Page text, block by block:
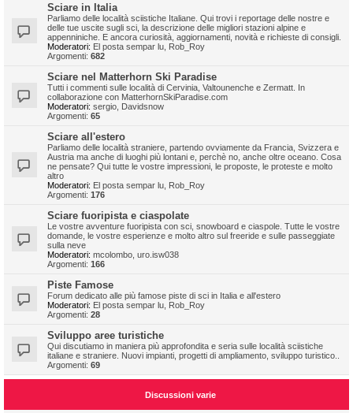
Sciare in Italia
Parliamo delle località sciistiche Italiane. Qui trovi i reportage delle nostre e
delle tue uscite sugli sci, la descrizione delle migliori stazioni alpine e
appenniniche. E ancora curiosità, aggiornamenti, novità e richieste di consigli.
Moderatori: El posta sempar lu Rob_Roy
Argomenti: 682
Sciare nel Matterhorn Ski Paradise
Tutti i commenti sulle località di Cervinia, Valtounenche e Zermatt. In
collaborazione con MatterhornSkiParadise.com
Moderatori: sergio Davidsnow
Argomenti: 65
Sciare all'estero
Parliamo delle località straniere, partendo ovviamente da Francia, Svizzera e
Austria ma anche di luoghi più lontani e, perchè no, anche oltre oceano. Cosa
ne pensate? Qui tutte le vostre impressioni, le proposte, le proteste e molto
altro
Moderatori: El posta sempar lu Rob_Roy
Argomenti: 176
Sciare fuoripista e ciaspolate
Le vostre avventure fuoripista con sci, snowboard e ciaspole. Tutte le vostre
domande, le vostre esperienze e molto altro sul freeride e sulle passeggiate
sulla neve
Moderatori: mcolombo uro.isw038
Argomenti: 166
Piste Famose
Forum dedicato alle più famose piste di sci in Italia e all'estero
Moderatori: El posta sempar lu Rob_Roy
Argomenti: 28
Sviluppo aree turistiche
Qui discutiamo in maniera più approfondita e seria sulle località sciistiche
italiane e straniere. Nuovi impianti, progetti di ampliamento, sviluppo turistico..
Argomenti: 69
Discussioni varie